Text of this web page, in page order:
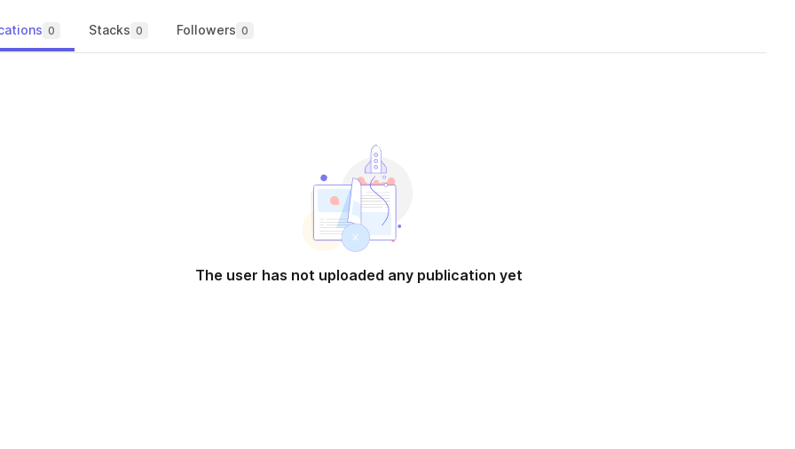
0 Stacks 0 Followers 0
The user has not uploaded any publication yet